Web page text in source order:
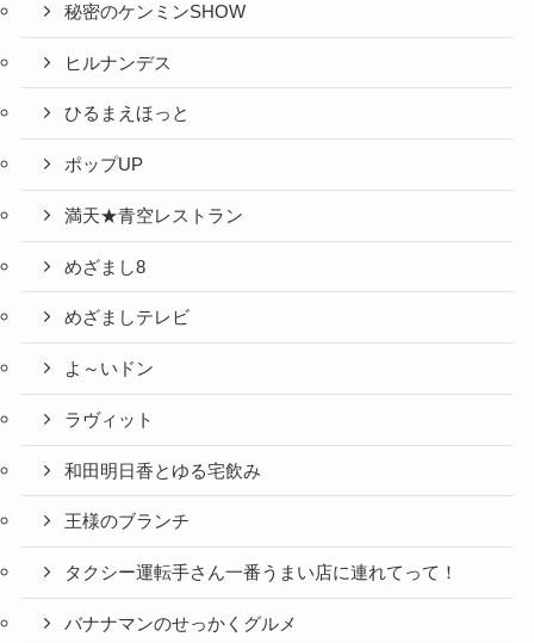
秘密のケンミンSHOW
ヒルナンデス
ひるまえほっと
ポップUP
満天★青空レストラン
めざまし8
めざましテレビ
よ～いドン
ラヴィット
和田明日香とゆる宅飲み
王様のブランチ
タクシー運転手さん一番うまい店に連れてって！
バナナマンのせっかくグルメ